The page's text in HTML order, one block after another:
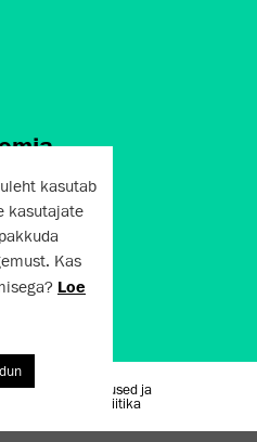
Kasutustingimused ja
privaatsuspoliitika
kasutab
kasutajate
Kas
Loe